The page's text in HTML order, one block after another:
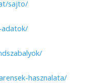
sajto/
hasznalata/